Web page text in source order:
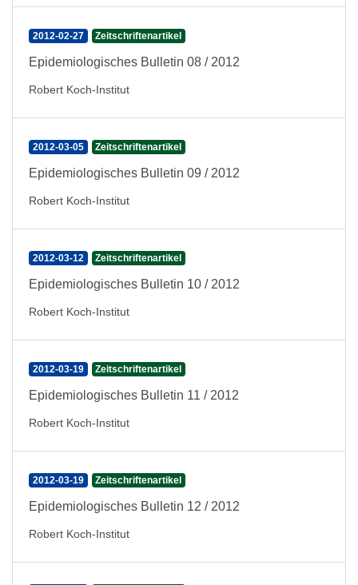
2012-02-27 Zeitschriftenartikel
Epidemiologisches Bulletin 08 / 2012
Robert Koch-Institut
2012-03-05 Zeitschriftenartikel
Epidemiologisches Bulletin 09 / 2012
Robert Koch-Institut
2012-03-12 Zeitschriftenartikel
Epidemiologisches Bulletin 10 / 2012
Robert Koch-Institut
2012-03-19 Zeitschriftenartikel
Epidemiologisches Bulletin 11 / 2012
Robert Koch-Institut
2012-03-19 Zeitschriftenartikel
Epidemiologisches Bulletin 12 / 2012
Robert Koch-Institut